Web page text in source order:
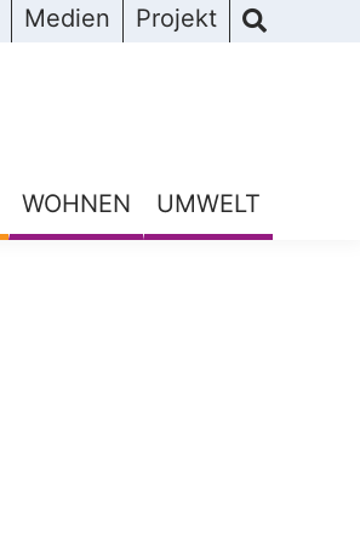
Medien Projekt
WOHNEN UMWELT